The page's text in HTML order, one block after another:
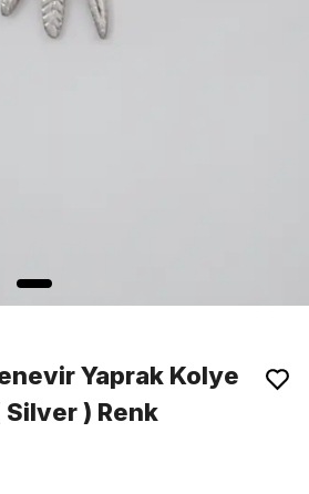
Yaprak Kolye
Silver ) Renk